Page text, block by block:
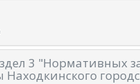
3 "Нормативных